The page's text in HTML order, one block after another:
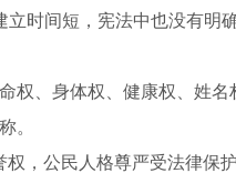
立时间短，宪法中也没有明
、身体权、健康权、姓名
。
公民人格尊严受法律保